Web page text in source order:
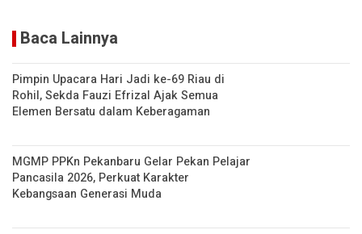
Baca Lainnya
Pimpin Upacara Hari Jadi ke-69 Riau di
Rohil, Sekda Fauzi Efrizal Ajak Semua
Elemen Bersatu dalam Keberagaman
MGMP PPKn Pekanbaru Gelar Pekan Pelajar
Pancasila 2026, Perkuat Karakter
Kebangsaan Generasi Muda